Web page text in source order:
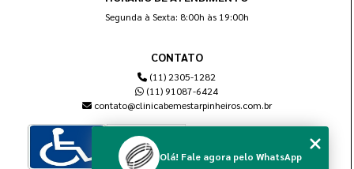
Segunda à Sexta: 8:00h às 19:00h
CONTATO
(11) 2305-1282
(11) 91087-6424
contato@clinicabemestarpinheiros.com.br
Olá! Fale agora pelo WhatsApp